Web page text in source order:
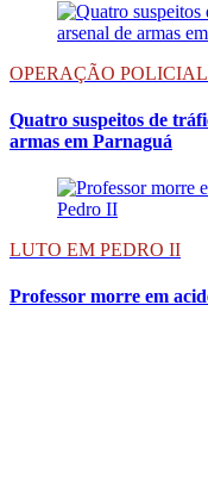
OPERAÇÃO POLICIAL
Quatro suspeitos de
armas em Parnaguá
LUTO EM PEDRO II
Professor morre em